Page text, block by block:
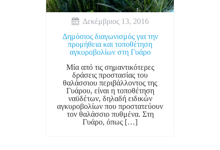
Δεκέμβριος 13, 2016
Δημόσιος διαγωνισμός για την
προμήθεια και τοποθέτηση
αγκυροβολίων στη Γυάρο
Μία από τις σημαντικότερες
δράσεις προστασίας του
θαλάσσιου περιβάλλοντος της
Γυάρου, είναι η τοποθέτηση
ναϋδέτων, δηλαδή ειδικών
αγκυροβολίων που προστατεύουν
τον θαλάσσιο πυθμένα. Στη
Γυάρο, όπως […]